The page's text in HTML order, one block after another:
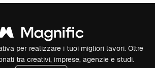
per realizzare i tuoi migliori lavori. Oltre
tra creativi, imprese, agenzie e studi.